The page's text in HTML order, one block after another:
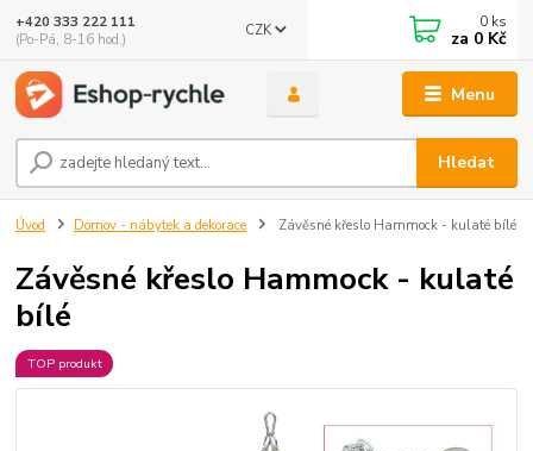
Menu
CZK
Hledat
+420 333 222 111
(Po-Pá, 8-16 hod.)
0 ks
za 0 Kč
Úvod Domov - nábytek a dekorace Závěsné křeslo Hammock - kulaté bílé
Závěsné křeslo Hammock - kulaté
bílé
TOP produkt
🤖 Eshop-rychle AI Chatbot
DEMO ukázka integrace Chaterimo do platformy eshop-